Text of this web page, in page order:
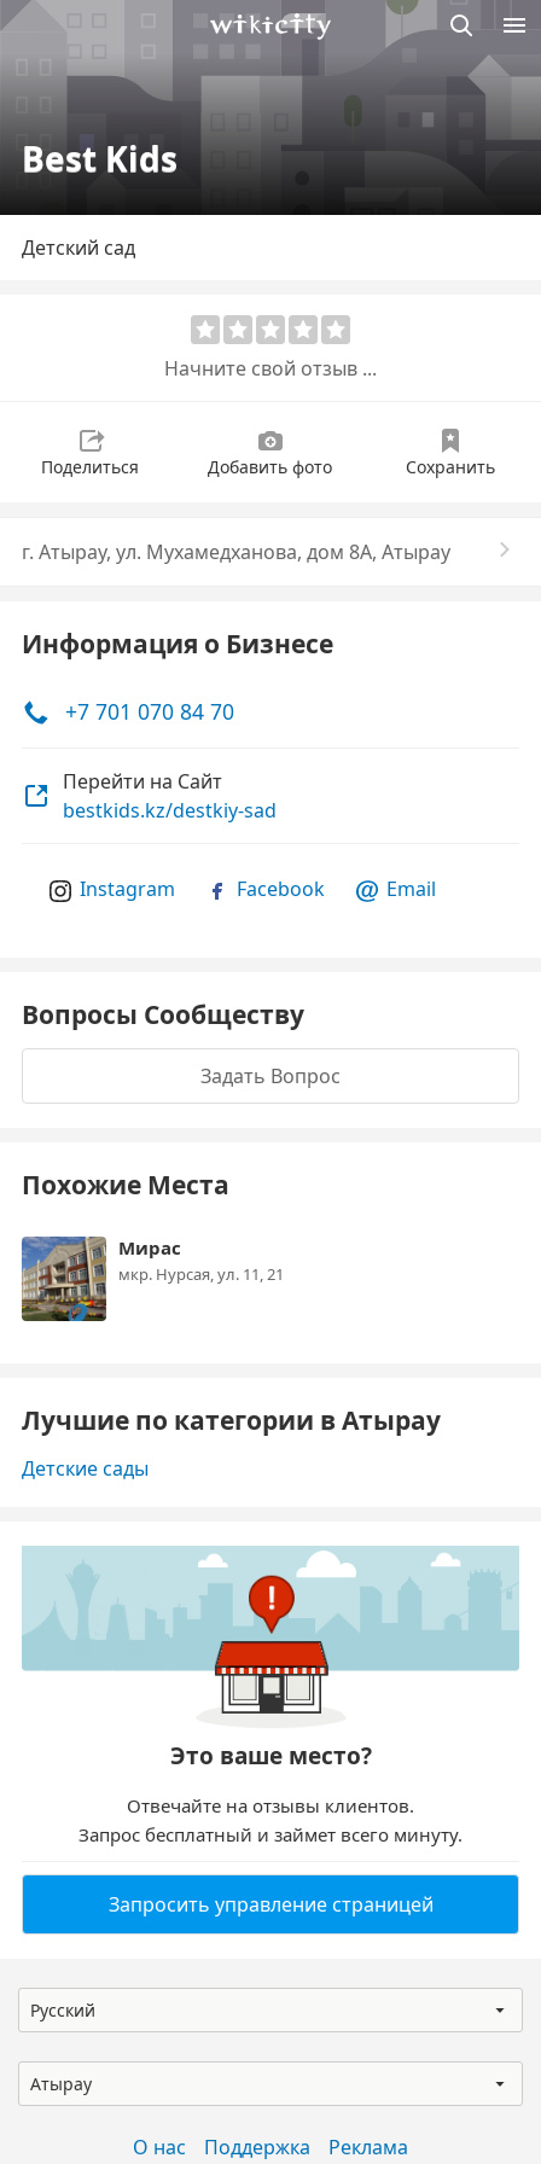
Best Kids
Детский сад
Начните свой отзыв ...
Поделиться Добавить фото Сохранить
г. Атырау, ул. Мухамедханова, дом 8А, Атырау
Информация о Бизнесе
+7 701 070 84 70
Перейти на Сайт
bestkids.kz/destkiy-sad
Instagram Facebook Email
Вопросы Сообществу
Задать Вопрос
Похожие Места
Мирас
мкр. Нурсая, ул. 11, 21
Лучшие по категории в Атырау
Детские сады
Это ваше место?
Отвечайте на отзывы клиентов.
Запрос бесплатный и займет всего минуту.
Запросить управление страницей
Русский
Атырау
О нас Поддержка Реклама